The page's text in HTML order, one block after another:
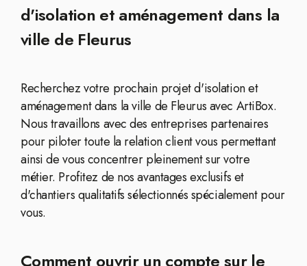
d'isolation et aménagement dans la
ville de Fleurus
Recherchez votre prochain projet d'isolation et
aménagement dans la ville de Fleurus avec ArtiBox.
Nous travaillons avec des entreprises partenaires
pour piloter toute la relation client vous permettant
ainsi de vous concentrer pleinement sur votre
métier. Profitez de nos avantages exclusifs et
d'chantiers qualitatifs sélectionnés spécialement pour
vous.
Comment ouvrir un compte sur le